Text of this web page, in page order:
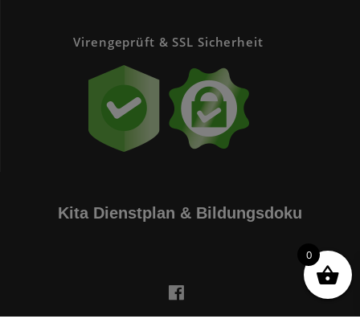
Virengeprüft & SSL Sicherheit
Kita Dienstplan & Bildungsdoku
0